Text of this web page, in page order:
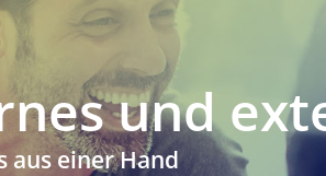
und
aus einer Hand